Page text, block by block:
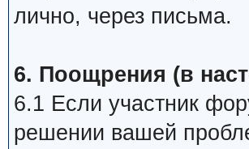
лично, через письма.
6. Поощрения (в
6.1 Если участник
решении вашей